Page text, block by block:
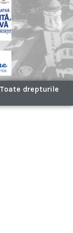
drepturile